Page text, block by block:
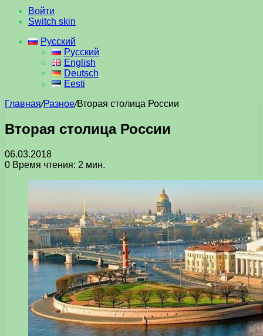
Войти
Switch skin
Русский
Русский
English
Deutsch
Eesti
Главная/Разное/Вторая столица России
Вторая столица России
06.03.2018
0 Время чтения: 2 мин.